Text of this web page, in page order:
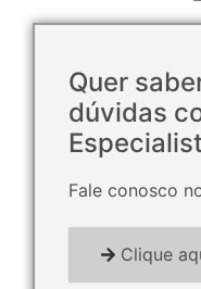
Quer
dúvidas
Fale conosco
Clique